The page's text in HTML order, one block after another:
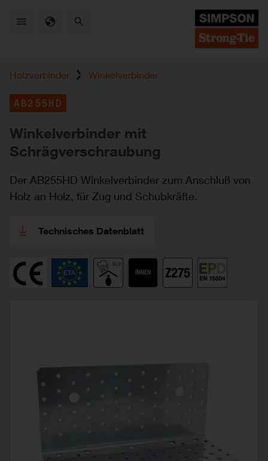
Holzverbinder Winkel­verbinder
AB255HD
Winkelverbinder mit
Schrägverschraubung
Der AB255HD Winkelverbinder zum Anschluß von
Holz an Holz, für Zug und Schubkräfte.
Technisches Datenblatt